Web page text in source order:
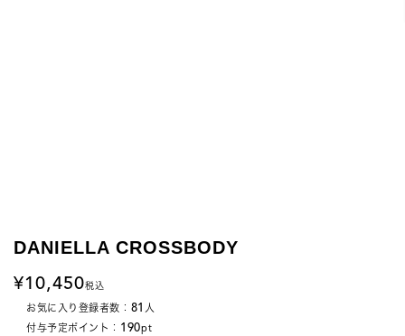
DANIELLA CROSSBODY
10,450税込
お気に入り登録者数： 81 人
付与予定ポイント： 190pt